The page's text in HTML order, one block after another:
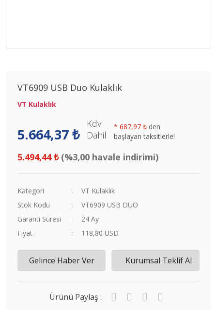
VT6909 USB Duo Kulaklık
VT Kulaklık
5.664,37 ₺
Kdv
Dahil
* 687,97 ₺ den
başlayan taksitlerle!
5.494,44 ₺ (%3,00 havale indirimi)
Kategori
VT Kulaklık
Stok Kodu
VT6909 USB DUO
Garanti Süresi
24 Ay
Fiyat
118,80 USD
Gelince Haber Ver Kurumsal Teklif Al
Ürünü Paylaş :